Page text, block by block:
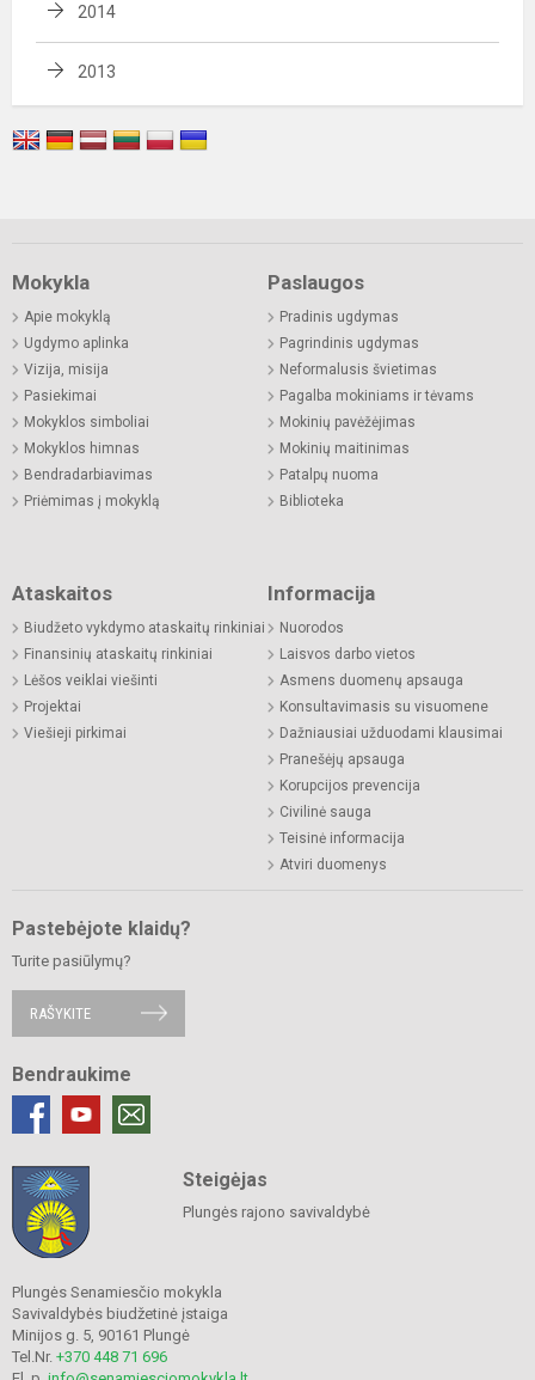
2014
2013
Mokykla
Apie mokyklą
Ugdymo aplinka
Vizija, misija
Pasiekimai
Mokyklos simboliai
Mokyklos himnas
Bendradarbiavimas
Priėmimas į mokyklą
Paslaugos
Pradinis ugdymas
Pagrindinis ugdymas
Neformalusis švietimas
Pagalba mokiniams ir tėvams
Mokinių pavėžėjimas
Mokinių maitinimas
Patalpų nuoma
Biblioteka
Ataskaitos
Biudžeto vykdymo ataskaitų rinkiniai
Finansinių ataskaitų rinkiniai
Lėšos veiklai viešinti
Projektai
Viešieji pirkimai
Informacija
Nuorodos
Laisvos darbo vietos
Asmens duomenų apsauga
Konsultavimasis su visuomene
Dažniausiai užduodami klausimai
Pranešėjų apsauga
Korupcijos prevencija
Civilinė sauga
Teisinė informacija
Atviri duomenys
Pastebėjote klaidų?
Turite pasiūlymų?
RAŠYKITE
Bendraukime
Steigėjas
Plungės rajono savivaldybė
Plungės Senamiesčio mokykla
Savivaldybės biudžetinė įstaiga
Minijos g. 5, 90161 Plungė
Tel.Nr. +370 448 71 696